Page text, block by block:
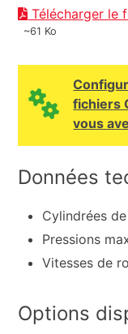
Télécharger le
~61 Ko
fichiers
vous
Données
Cylindrées
Pressions
Vitesses de
Options